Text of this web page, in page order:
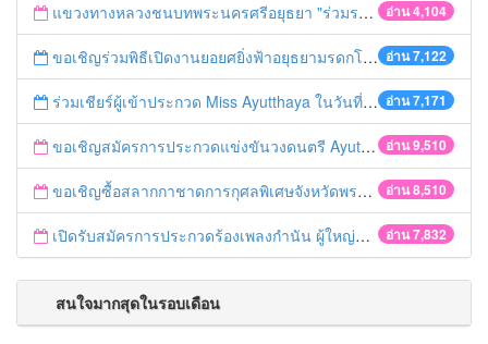
อ่าน 4,104
แขวงทางหลวงชนบทพระนครศรีอยุธยา "ร่วมรณรงค์ ขับช้า เปิดไฟหน้า คาดเข็มขัด" เทศกาลสงกรานต์ ปี 2561
อ่าน 7,122
ขอเชิญร่วมพิธีเปิดงานยอยศยิ่งฟ้าอยุธยามรดกโลก
อ่าน 7,171
ร่วมเชียร์ผู้เข้าประกวด Miss Ayutthaya ในวันที่ 15 ธันวาคม 2560
อ่าน 9,510
ขอเชิญสมัครการประกวดแข่งขันวงดนตรี Ayutthaya battle of the bands
อ่าน 8,510
ขอเชิญซื้อสลากกาชาดการกุศลพิเศษจังหวัดพระนครศรีอยุธยา 2560
อ่าน 7,832
เปิดรับสมัครการประกวดร้องเพลงกำนัน ผู้ใหญ่บ้าน ฯลฯ
สนใจมากสุดในรอบเดือน